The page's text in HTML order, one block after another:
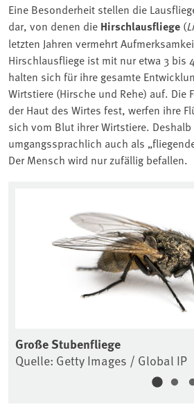
Eine Besonderheit stellen die
dar, von denen die Hirschlausfliege (
letzten Jahren vermehrt
Hirschlausfliege ist mit nur etwa 3 bis
halten sich für ihre gesamte
Wirtstiere (Hirsche und Rehe) auf. Die
der Haut des Wirtes fest, werfen ihre
sich vom Blut ihrer Wirtstiere.
umgangssprachlich auch als
Der Mensch wird nur zufällig befallen.
Große Stubenfliege
Quelle: Getty Images / Global IP